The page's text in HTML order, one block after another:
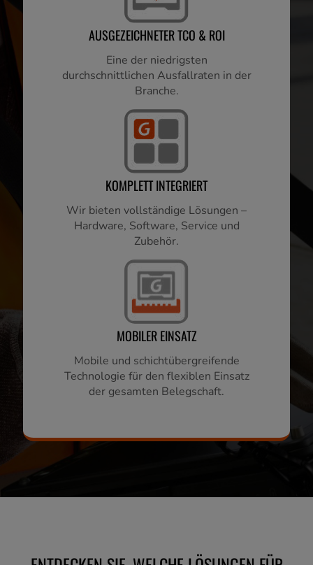
AUSGEZEICHNETER TCO & ROI
Eine der niedrigsten
durchschnittlichen Ausfallraten in der
Branche.
KOMPLETT INTEGRIERT
Wir bieten vollständige Lösungen –
Hardware, Software, Service und
Zubehör.
MOBILER EINSATZ
Mobile und schichtübergreifende
Technologie für den flexiblen Einsatz
der gesamten Belegschaft.